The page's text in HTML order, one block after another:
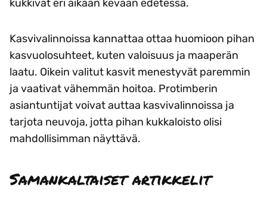
kukkivat eri aikaan kevään edetessä.
Kasvivalinnoissa kannattaa ottaa huomioon pihan
kasvuolosuhteet, kuten valoisuus ja maaperän
laatu. Oikein valitut kasvit menestyvät paremmin
ja vaativat vähemmän hoitoa. Protimberin
asiantuntijat voivat auttaa kasvivalinnoissa ja
tarjota neuvoja, jotta pihan kukkaloisto olisi
mahdollisimman näyttävä.
Samankaltaiset artikkelit